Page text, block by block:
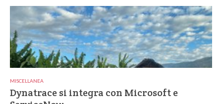
MISCELLANEA
Dynatrace si integra con Microsoft e